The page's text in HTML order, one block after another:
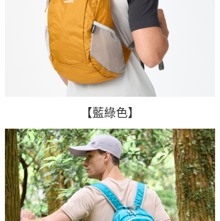
【藍綠色】